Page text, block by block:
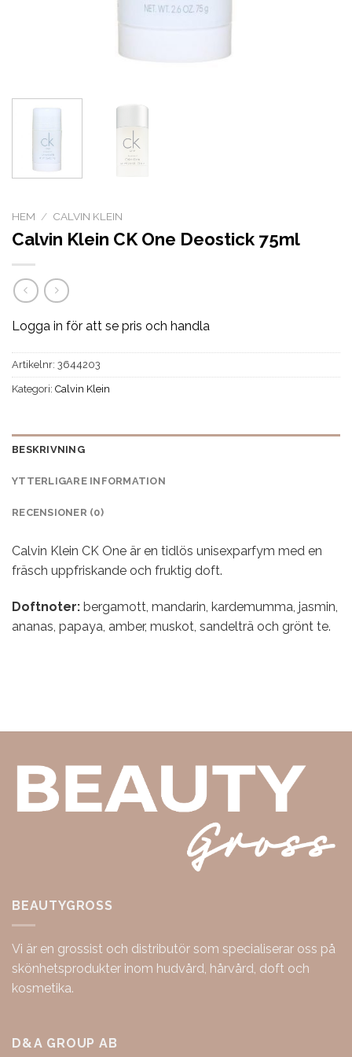
HEM / CALVIN KLEIN
Calvin Klein CK One Deostick 75ml
Logga in för att se pris och handla
Artikelnr: 3644203
Kategori: Calvin Klein
BESKRIVNING
YTTERLIGARE INFORMATION
RECENSIONER (0)
Calvin Klein CK One är en tidlös unisexparfym med en
fräsch uppfriskande och fruktig doft.
Doftnoter: bergamott, mandarin, kardemumma, jasmin,
ananas, papaya, amber, muskot, sandelträ och grönt te.
BEAUTYGROSS
Vi är en grossist och distributör som specialiserar oss på
skönhetsprodukter inom hudvård, hårvård, doft och
kosmetika.
D&A GROUP AB